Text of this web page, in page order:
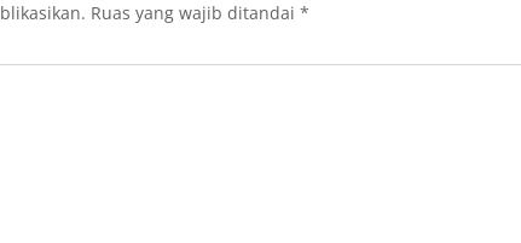
Ruas yang wajib ditandai *